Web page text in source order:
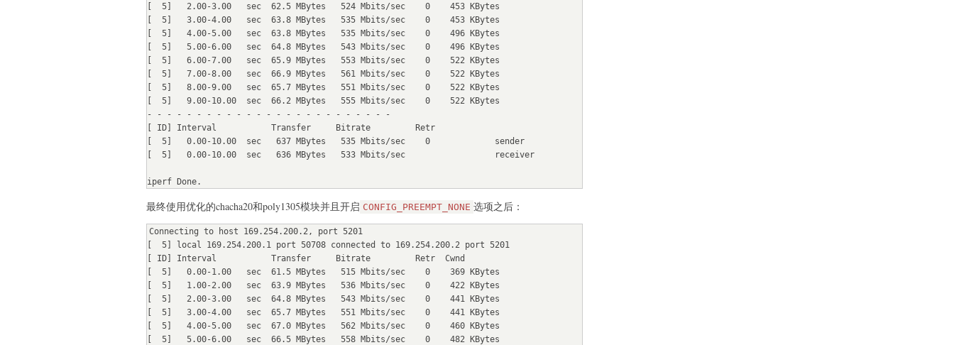
[  5]   2.00-3.00   sec  62.5 MBytes   524 Mbits/sec    0    453 KBytes
[  5]   3.00-4.00   sec  63.8 MBytes   535 Mbits/sec    0    453 KBytes
[  5]   4.00-5.00   sec  63.8 MBytes   535 Mbits/sec    0    496 KBytes
[  5]   5.00-6.00   sec  64.8 MBytes   543 Mbits/sec    0    496 KBytes
[  5]   6.00-7.00   sec  65.9 MBytes   553 Mbits/sec    0    522 KBytes
[  5]   7.00-8.00   sec  66.9 MBytes   561 Mbits/sec    0    522 KBytes
[  5]   8.00-9.00   sec  65.7 MBytes   551 Mbits/sec    0    522 KBytes
[  5]   9.00-10.00  sec  66.2 MBytes   555 Mbits/sec    0    522 KBytes
- - - - - - - - - - - - - - - - - - - - - - - - -
[ ID] Interval           Transfer     Bitrate         Retr
[  5]   0.00-10.00  sec   637 MBytes   535 Mbits/sec    0             sender
[  5]   0.00-10.00  sec   636 MBytes   533 Mbits/sec                  receiver
iperf Done.
最终使用优化的chacha20和poly1305模块并且开启 CONFIG_PREEMPT_NONE 选项之后：
Connecting to host 169.254.200.2, port 5201
[  5] local 169.254.200.1 port 50708 connected to 169.254.200.2 port 5201
[ ID] Interval           Transfer     Bitrate         Retr  Cwnd
[  5]   0.00-1.00   sec  61.5 MBytes   515 Mbits/sec    0    369 KBytes
[  5]   1.00-2.00   sec  63.9 MBytes   536 Mbits/sec    0    422 KBytes
[  5]   2.00-3.00   sec  64.8 MBytes   543 Mbits/sec    0    441 KBytes
[  5]   3.00-4.00   sec  65.7 MBytes   551 Mbits/sec    0    441 KBytes
[  5]   4.00-5.00   sec  67.0 MBytes   562 Mbits/sec    0    460 KBytes
[  5]   5.00-6.00   sec  66.5 MBytes   558 Mbits/sec    0    482 KBytes